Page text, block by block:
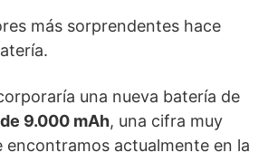
más sorprendentes hace
una nueva batería de
9.000 mAh, una cifra muy
encontramos actualmente en la